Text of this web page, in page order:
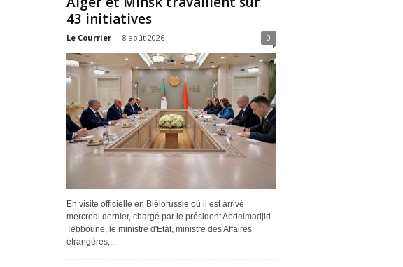
43 initiatives
Le Courrier - 8 août 2026 0
En visite officielle en Biélorussie où il est arrivé
mercredi dernier, chargé par le président Abdelmadjid
Tebboune, le ministre d'Etat, ministre des Affaires
étrangères,...